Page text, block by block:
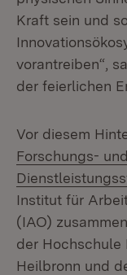
Kraft sein und
vorantreiben“,
der feierlichen
Vor diesem
Forschungs-
Institut für
(IAO)
der Hochschule
Heilbronn und